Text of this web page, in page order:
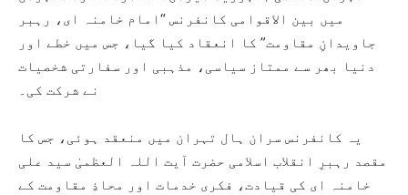
میں بین الاقوامی کانفرنس “امام خامنہ ای، رہبر
جاویدانِ مقاومت” کا انعقاد کیا گیا، جس میں خطے اور
دنیا بھر سے ممتاز سیاسی، مذہبی اور سفارتی شخصیات
نے شرکت کی۔
یہ کانفرنس سران ہال تہران میں منعقد ہوئی، جس کا
مقصد رہبرِ انقلاب اسلامی حضرت آیت اللہ العظمیٰ سید علی
خامنہ ای کی قیادت، فکری خدمات اور محاذِ مقاومت کے